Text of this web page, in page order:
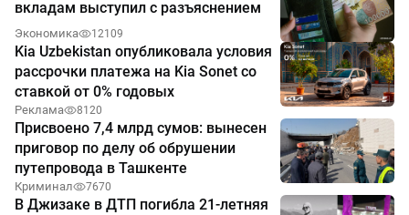
вкладам выступил с разъяснением
Экономика 12109
Kia Uzbekistan опубликовала условия
рассрочки платежа на Kia Sonet со
ставкой от 0% годовых
Реклама 8120
Присвоено 7,4 млрд сумов: вынесен
приговор по делу об обрушении
путепровода в Ташкенте
Криминал 7670
В Джизаке в ДТП погибла 21-летняя